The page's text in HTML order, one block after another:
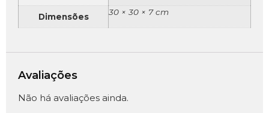
Dimensões 30 × 30 × 7 cm
Avaliações
Não há avaliações ainda.